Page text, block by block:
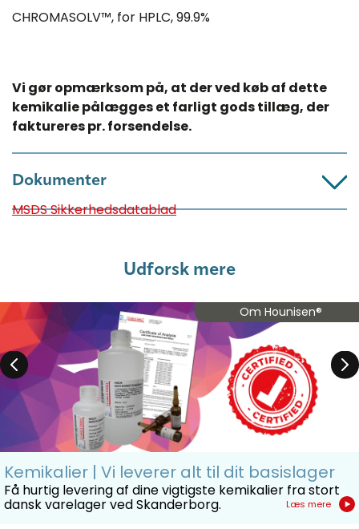
CHROMASOLV™, for HPLC, 99.9%
Vi gør opmærksom på, at der ved køb af dette
kemikalie pålægges et farligt gods tillæg, der
faktureres pr. forsendelse.​
Dokumenter
MSDS Sikkerhedsdatablad
Udforsk mere
Om Hounisen®
Kemikalier | Vi leverer alt til dit basislager
Få hurtig levering af dine vigtigste kemikalier fra stort
dansk varelager ved Skanderborg. Læs mere